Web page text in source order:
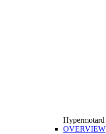
Hypermotard
OVERVIEW